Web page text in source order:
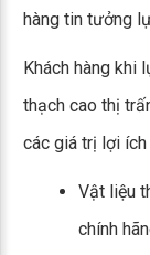
hàng tin tưởng
Khách hàng khi
thạch cao thị
các giá trị lợi ích
Vật liệu
chính